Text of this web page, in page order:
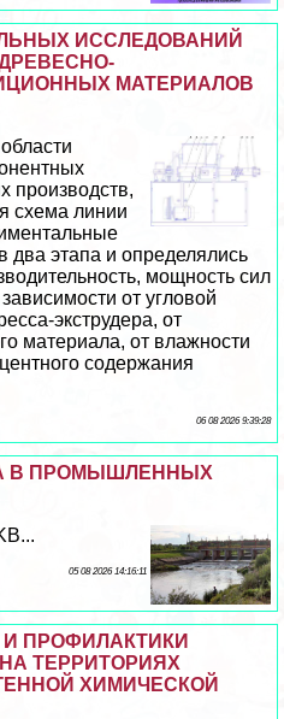
ИССЛЕДОВАНИЙ
МАТЕРИАЛОВ
производств,
схема линии
два этапа и определялись
мощность сил
от угловой
экструдера, от
материала, от влажности
содержания
06 08 2026 9:39:28
В ПРОМЫШЛЕННЫХ
05 08 2026 14:16:11
ПРОФИЛАКТИКИ
ТЕРРИТОРИЯХ
ХИМИЧЕСКОЙ